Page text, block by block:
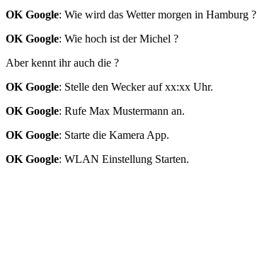
OK Google: Wie wird das Wetter morgen in Hamburg ?
OK Google: Wie hoch ist der Michel ?
Aber kennt ihr auch die ?
OK Google: Stelle den Wecker auf xx:xx Uhr.
OK Google: Rufe Max Mustermann an.
OK Google: Starte die Kamera App.
OK Google: WLAN Einstellung Starten.